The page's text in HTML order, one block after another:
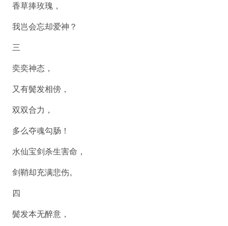
香草捧玫瑰，
我岂会忘却爱神？
三
奕奕神态，
又有鬓发相傍，
双双合力，
多么夺魂勾肠！
水仙宝剑杀生害命，
剑鞘却充满悲伤。
四
鬓发本无醉意，